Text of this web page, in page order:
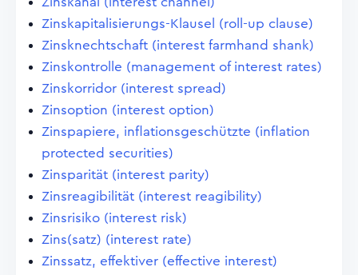
Zinskapitalisierungs-Klausel (roll-up clause)
Zinsknechtschaft (interest farmhand shank)
Zinskontrolle (management of interest rates)
Zinskorridor (interest spread)
Zinsoption (interest option)
Zinspapiere, inflationsgeschützte (inflation
protected securities)
Zinsparität (interest parity)
Zinsreagibilität (interest reagibility)
Zinsrisiko (interest risk)
Zins(satz) (interest rate)
Zinssatz, effektiver (effective interest)